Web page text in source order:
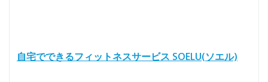
自宅でできるフィットネスサービス SOELU(ソエル)